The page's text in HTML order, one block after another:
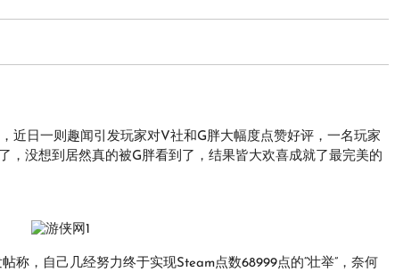
近日一则趣闻引发玩家对V社和G胖大幅度点赞好评，一名玩家
，没想到居然真的被G胖看到了，结果皆大欢喜成就了最完美的
称，自己几经努力终于实现Steam点数68999点的“壮举”，奈何